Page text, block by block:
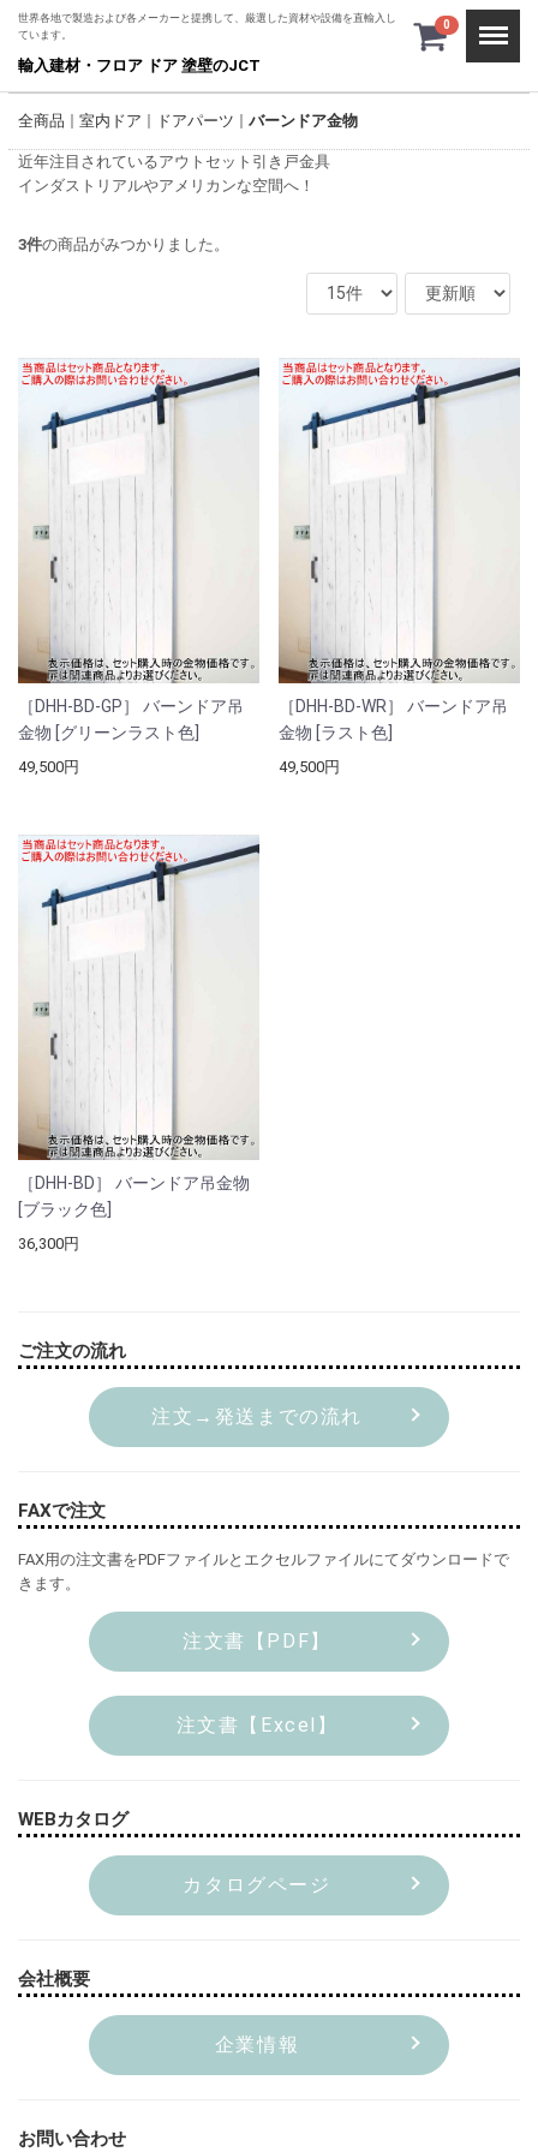
世界各地で製造および各メーカーと提携して、厳選した資材や設備を直輸入し
ています。
輸入建材・フロア ドア 塗壁のJCT
0
全商品 室内ドア ドアパーツ バーンドア金物
近年注目されているアウトセット引き戸金具
インダストリアルやアメリカンな空間へ！
3件の商品がみつかりました。
［DHH-BD-GP］ バーンドア吊
金物 [グリーンラスト色]
49,500円
［DHH-BD-WR］ バーンドア吊
金物 [ラスト色]
49,500円
［DHH-BD］ バーンドア吊金物
[ブラック色]
36,300円
ご注文の流れ
注文→発送までの流れ
FAXで注文
FAX用の注文書をPDFファイルとエクセルファイルにてダウンロードで
きます。
注文書【PDF】
注文書【Excel】
WEBカタログ
カタログページ
会社概要
企業情報
お問い合わせ